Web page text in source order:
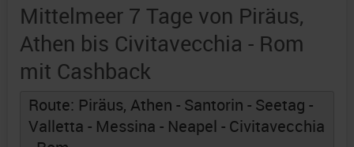
Mittelmeer 7 Tage von Piräus,
Athen bis Civitavecchia - Rom
mit Cashback
Route: Piräus, Athen - Santorin - Seetag -
Valletta - Messina - Neapel - Civitavecchia